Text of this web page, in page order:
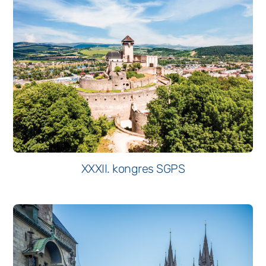
XXXII. kongres SGPS
Nevyhnutné
Tieto súbory